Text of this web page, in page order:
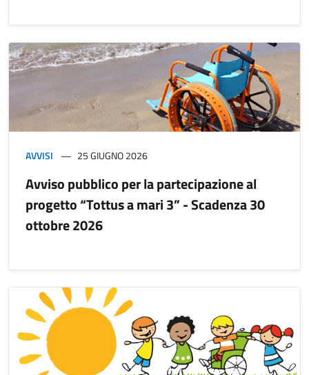
AVVISI 25 GIUGNO 2026
Avviso pubblico per la partecipazione al
progetto “Tottus a mari 3” - Scadenza 30
ottobre 2026